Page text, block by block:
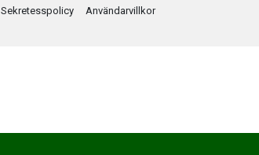
Sekretesspolicy Användarvillkor